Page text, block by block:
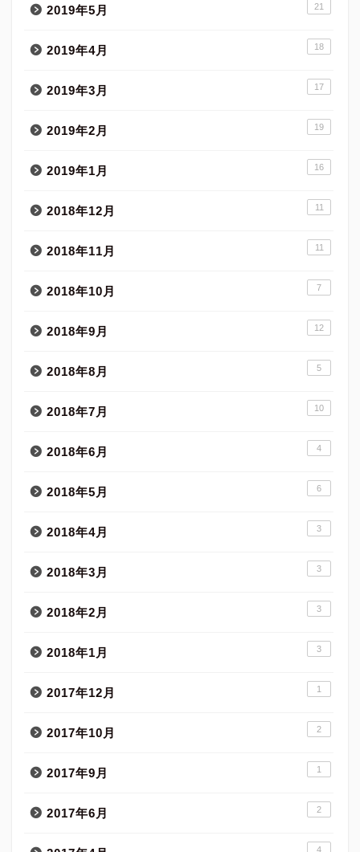
2019年5月 21
2019年4月 18
2019年3月 17
2019年2月 19
2019年1月 16
2018年12月 11
2018年11月 11
2018年10月 7
2018年9月 12
2018年8月 5
2018年7月 10
2018年6月 4
2018年5月 6
2018年4月 3
2018年3月 3
2018年2月 3
2018年1月 3
2017年12月 1
2017年10月 2
2017年9月 1
2017年6月 2
4